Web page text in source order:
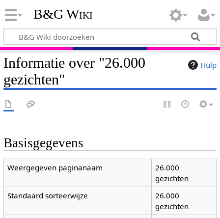
B&G Wiki
Hulp
Informatie over "26.000
gezichten"
Basisgegevens
Weergegeven paginanaam
26.000
gezichten
Standaard sorteerwijze
26.000
gezichten